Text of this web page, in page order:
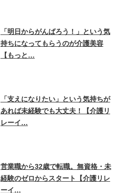
「明日からがんばろう！」という気
持ちになってもらうのが介護美容
【もっと…
「支えになりたい」という気持ちが
あれば未経験でも大丈夫！【介護リ
レーイ…
営業職から32歳で転職。無資格・未
経験のゼロからスタート【介護リレ
ーイ…